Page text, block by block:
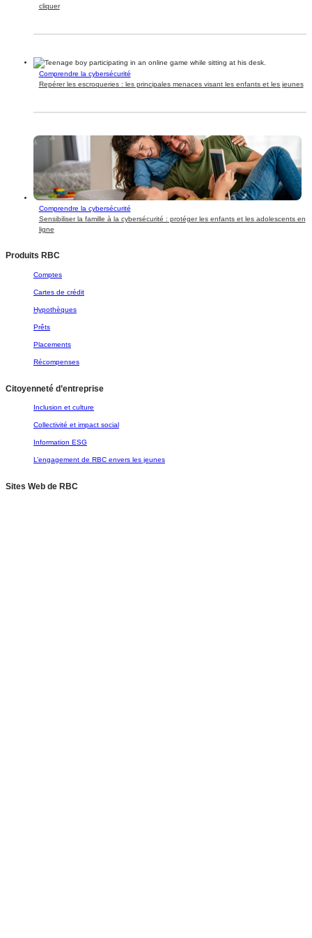
cliquer
Comprendre la cybersécurité
Repérer les escroqueries : les principales menaces visant les enfants et les jeunes
Comprendre la cybersécurité
Sensibiliser la famille à la cybersécurité : protéger les enfants et les adolescents en
ligne
Produits RBC
Comptes
Cartes de crédit
Hypothèques
Prêts
Placements
Récompenses
Citoyenneté d’entreprise
Inclusion et culture
Collectivité et impact social
Information ESG
L’engagement de RBC envers les jeunes
Sites Web de RBC